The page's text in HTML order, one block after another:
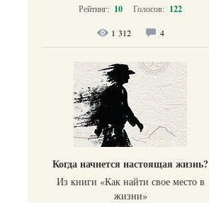
Рейтинг: 10 Голосов: 122
1 312 4
Когда начнется настоящая жизнь?
Из книги «Как найти свое место в
жизни​»